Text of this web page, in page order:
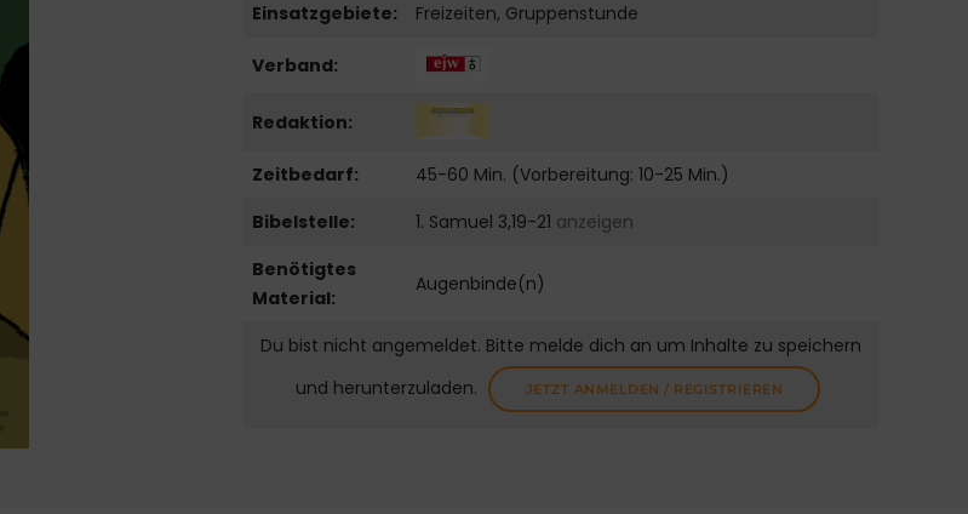
Einsatzgebiete:
Freizeiten, Gruppenstunde
Verband:
Redaktion:
Zeitbedarf:
45-60 Min. (Vorbereitung: 10-25 Min.)
Bibelstelle:
1. Samuel 3,19-21 anzeigen
Benötigtes
Material:
Augenbinde(n)
Du bist nicht angemeldet. Bitte melde dich an um Inhalte zu speichern
und herunterzuladen.
JETZT ANMELDEN / REGISTRIEREN